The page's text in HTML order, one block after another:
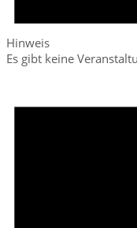
Hinweis
Es gibt keine